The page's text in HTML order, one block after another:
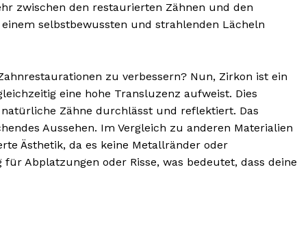
zwischen den restaurierten Zähnen und den
selbstbewussten und strahlenden Lächeln
zu verbessern? Nun, Zirkon ist ein
eine hohe Transluzenz aufweist. Dies
Zähne durchlässt und reflektiert. Das
Aussehen. Im Vergleich zu anderen Materialien
Ästhetik, da es keine Metallränder oder
Abplatzungen oder Risse, was bedeutet, dass deine